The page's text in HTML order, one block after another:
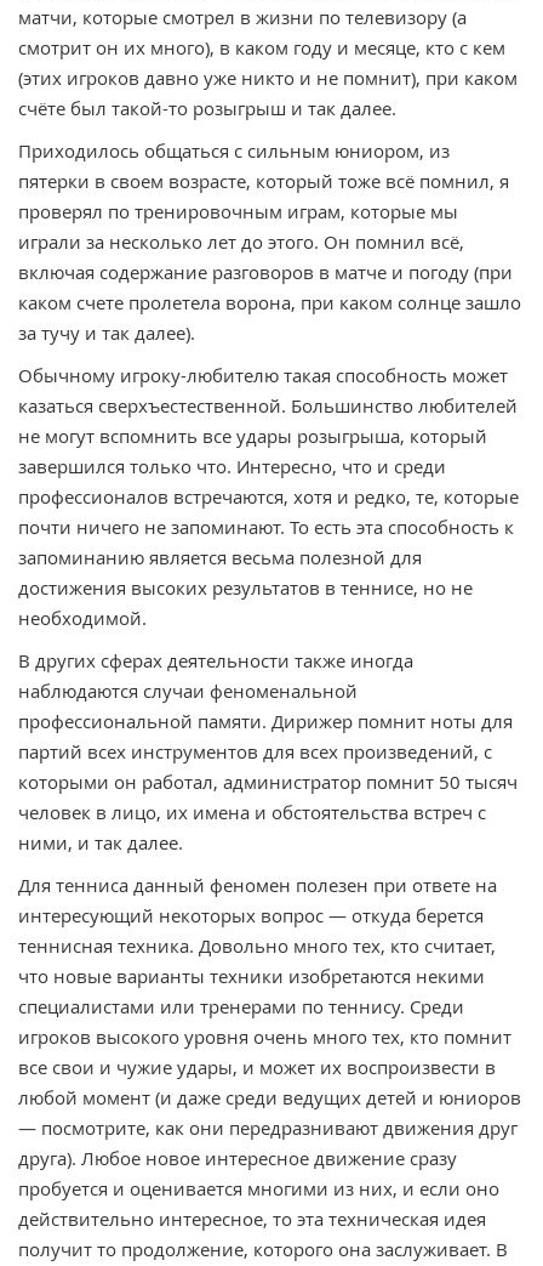
матчи, которые смотрел в жизни по телевизору (а
смотрит он их много), в каком году и месяце, кто с кем
(этих игроков давно уже никто и не помнит), при каком
счёте был такой-то розыгрыш и так далее.
Приходилось общаться с сильным юниором, из
пятерки в своем возрасте, который тоже всё помнил, я
проверял по тренировочным играм, которые мы
играли за несколько лет до этого. Он помнил всё,
включая содержание разговоров в матче и погоду (при
каком счете пролетела ворона, при каком солнце зашло
за тучу и так далее).
Обычному игроку-любителю такая способность может
казаться сверхъестественной. Большинство любителей
не могут вспомнить все удары розыгрыша, который
завершился только что. Интересно, что и среди
профессионалов встречаются, хотя и редко, те, которые
почти ничего не запоминают. То есть эта способность к
запоминанию является весьма полезной для
достижения высоких результатов в теннисе, но не
необходимой.
В других сферах деятельности также иногда
наблюдаются случаи феноменальной
профессиональной памяти. Дирижер помнит ноты для
партий всех инструментов для всех произведений, с
которыми он работал, администратор помнит 50 тысяч
человек в лицо, их имена и обстоятельства встреч с
ними, и так далее.
Для тенниса данный феномен полезен при ответе на
интересующий некоторых вопрос — откуда берется
теннисная техника. Довольно много тех, кто считает,
что новые варианты техники изобретаются некими
специалистами или тренерами по теннису. Среди
игроков высокого уровня очень много тех, кто помнит
все свои и чужие удары, и может их воспроизвести в
любой момент (и даже среди ведущих детей и юниоров
— посмотрите, как они передразнивают движения друг
друга). Любое новое интересное движение сразу
пробуется и оценивается многими из них, и если оно
действительно интересное, то эта техническая идея
получит то продолжение, которого она заслуживает. В